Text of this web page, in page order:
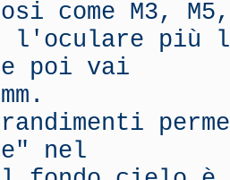
come M3, M5,
l'oculare più
poi vai
nel